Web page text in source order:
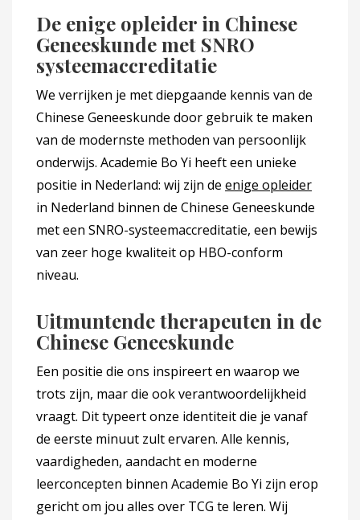
De enige opleider in Chinese
Geneeskunde met SNRO
systeemaccreditatie
We verrijken je met diepgaande kennis van de
Chinese Geneeskunde door gebruik te maken
van de modernste methoden van persoonlijk
onderwijs. Academie Bo Yi heeft een unieke
positie in Nederland: wij zijn de enige opleider
in Nederland binnen de Chinese Geneeskunde
met een SNRO-systeemaccreditatie, een bewijs
van zeer hoge kwaliteit op HBO-conform
niveau.
Uitmuntende therapeuten in de
Chinese Geneeskunde
Een positie die ons inspireert en waarop we
trots zijn, maar die ook verantwoordelijkheid
vraagt. Dit typeert onze identiteit die je vanaf
de eerste minuut zult ervaren. Alle kennis,
vaardigheden, aandacht en moderne
leerconcepten binnen Academie Bo Yi zijn erop
gericht om jou alles over TCG te leren. Wij